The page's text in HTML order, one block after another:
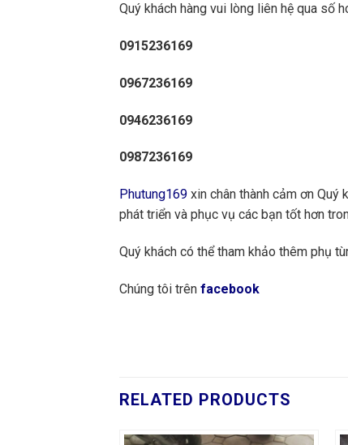
Quý khách hàng vui lòng liên hệ qua số
0915236169
0967236169
0946236169
0987236169
Phutung169 xin chân thành cảm ơn
phát triển và phục vụ các bạn tốt hơn
Quý khách có thể tham khảo thêm phụ
Chúng tôi trên facebook
RELATED PRODUCTS